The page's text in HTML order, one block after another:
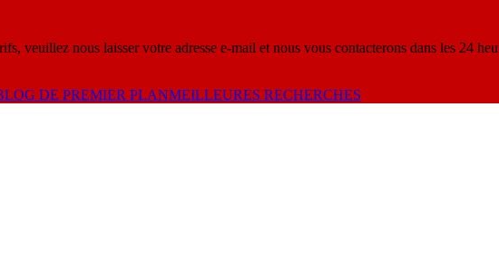
veuillez nous laisser votre adresse e-mail et nous vous contacterons dans les 24
DE PREMIER PLANMEILLEURES RECHERCHES